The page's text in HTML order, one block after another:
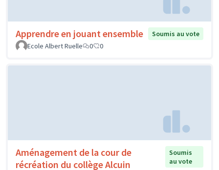
Apprendre en jouant ensemble
Soumis au vote
Ecole Albert Ruelle
0 0
Aménagement de la cour de
récréation du collège Alcuin
Soumis
au vote